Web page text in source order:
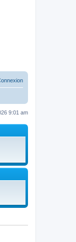
9:01 am